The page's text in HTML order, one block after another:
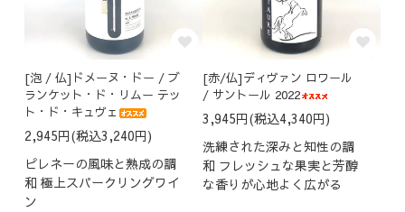
[泡 / 仏]ドメーヌ・ドー / ブ
ランケット・ド・リムー テッ
ト・ド・キュヴェ
2,945円(税込3,240円)
ピレネーの風味と熟成の調
和 極上スパークリングワイ
ン
[赤/仏]ディヴァン ロワール
/ サントール 2022
3,945円(税込4,340円)
洗練された深みと知性の調
和 フレッシュな果実と芳醇
な香りが心地よく広がる